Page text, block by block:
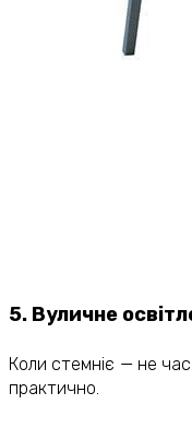
5. Вуличне
Коли стемніє — не
практично.